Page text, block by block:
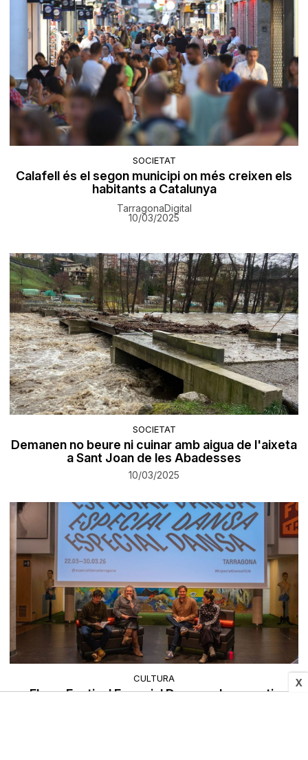
X
SOCIETAT
Calafell és el segon municipi on més creixen els
habitants a Catalunya
TarragonaDigital
10/03/2025
SOCIETAT
Demanen no beure ni cuinar amb aigua de l'aixeta
a Sant Joan de les Abadesses
10/03/2025
CULTURA
El nou Festival Especial Dansa vol convertir